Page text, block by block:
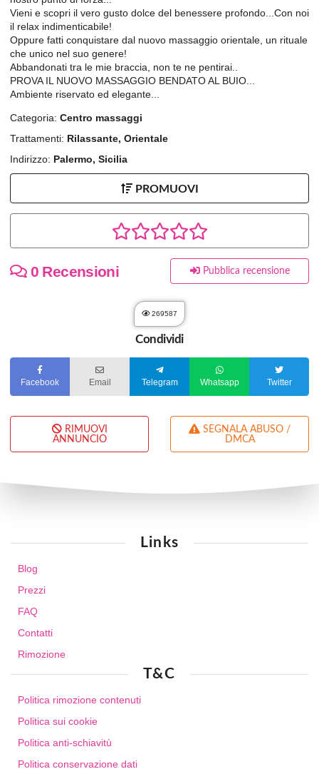
Vieni e scopri il vero gusto dolce del benessere profondo...Con noi
il relax indimenticabile!
Oppure fatti conquistare dal nuovo massaggio orientale, un rituale
che unico nel suo genere!
Abbandonati tra le mie braccia, non te ne pentirai..
PROVA IL NUOVO MASSAGGIO BENDATO AL BUIO...
Ambiente riservato ed elegante...
Categoria: Centro massaggi
Trattamenti: Rilassante, Orientale
Indirizzo: Palermo, Sicilia
PROMUOVI
0 Recensioni Pubblica recensione
269587
Condividi
Facebook Email Telegram Whatsapp Twitter
RIMUOVI
ANNUNCIO
DMCA
Links
Blog
Prezzi
FAQ
Contatti
Rimozione
T&C
Politica rimozione contenuti
Politica sui cookie
Politica anti-schiavitù
Politica conservazione dati